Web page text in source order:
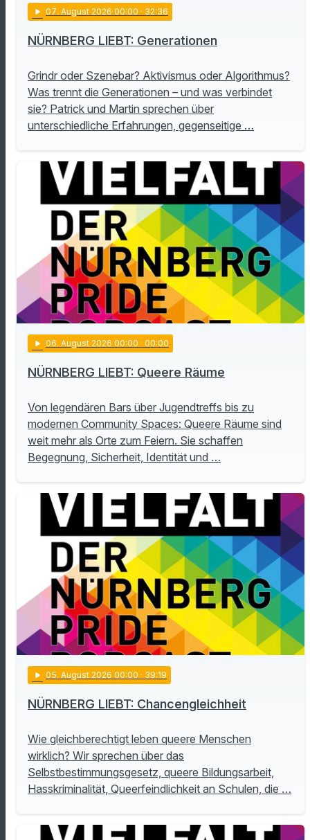
play_arrow 07. August 2026 00:00 · 32:36
NÜRNBERG LIEBT: Generationen
Grindr oder Szenebar? Aktivismus oder Algorithmus?
Was trennt die Generationen – und was verbindet
sie? Patrick und Martin sprechen über
unterschiedliche Erfahrungen, gegenseitige …
play_arrow 06. August 2026 00:00 · 00:00
NÜRNBERG LIEBT: Queere Räume
Von legendären Bars über Jugendtreffs bis zu
modernen Community Spaces: Queere Räume sind
weit mehr als Orte zum Feiern. Sie schaffen
Begegnung, Sicherheit, Identität und …
play_arrow 05. August 2026 00:00 · 39:19
NÜRNBERG LIEBT: Chancengleichheit
Wie gleichberechtigt leben queere Menschen
wirklich? Wir sprechen über das
Selbstbestimmungsgesetz, queere Bildungsarbeit,
Hasskriminalität, Queerfeindlichkeit an Schulen, die …